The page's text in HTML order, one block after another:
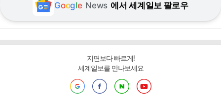
Google News 에서 세계일보 팔로우
지면보다 빠르게!
세계일보를 만나보세요